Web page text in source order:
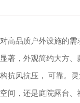
高品质户外设施的
著，外观简约大方
抗风抗压， 可靠。
间，还是庭院露台